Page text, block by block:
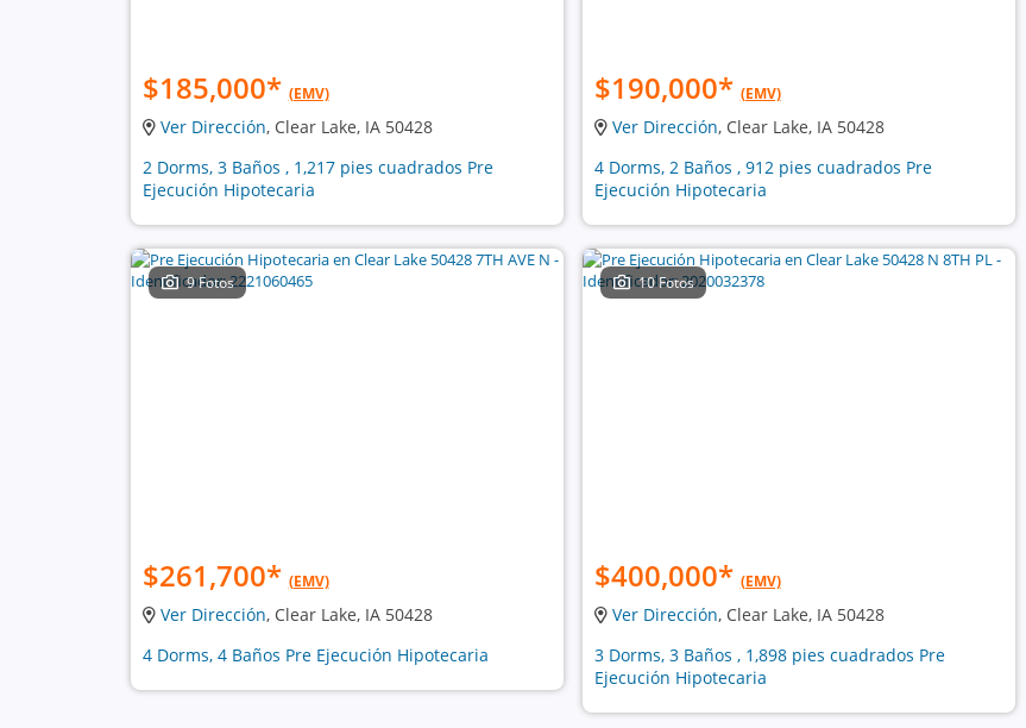
$185,000* (EMV)
Ver Dirección, Clear Lake, IA 50428
2 Dorms, 3 Baños , 1,217 pies cuadrados Pre
Ejecución Hipotecaria
$190,000* (EMV)
Ver Dirección, Clear Lake, IA 50428
4 Dorms, 2 Baños , 912 pies cuadrados Pre
Ejecución Hipotecaria
9 Fotos
$261,700* (EMV)
Ver Dirección, Clear Lake, IA 50428
4 Dorms, 4 Baños Pre Ejecución Hipotecaria
10 Fotos
$400,000* (EMV)
Ver Dirección, Clear Lake, IA 50428
3 Dorms, 3 Baños , 1,898 pies cuadrados Pre
Ejecución Hipotecaria